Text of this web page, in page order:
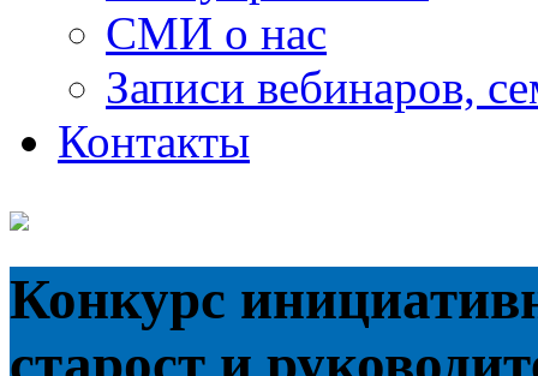
СМИ о нас
Записи вебинаров,
Контакты
Конкурс